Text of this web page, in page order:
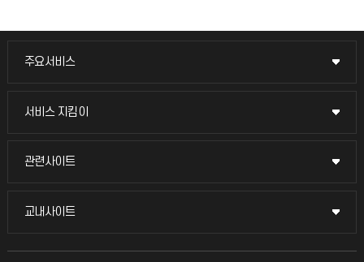
주요서비스
주요서비스
교무회의방송
서비스 지킴이
서비스 지킴이
묻고 답하기
관련사이트
관련사이트
국방헬프콜
교내사이트
교내사이트
교수회